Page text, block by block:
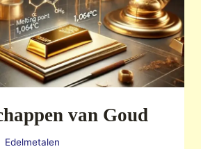
van Goud
Edelmetalen